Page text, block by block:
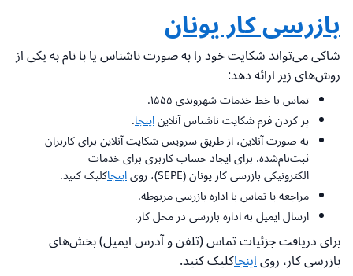
بازرسی کار یونان
شاکی می‌تواند شکایت خود را به صورت ناشناس یا با نام به یکی از
روش‌های زیر ارائه دهد:
تماس با خط خدمات شهروندی ۱۵۵۵.
پر کردن فرم شکایت ناشناس آنلایناینجا.
به صورت آنلاین، از طریق سرویس شکایت آنلاین برای کاربران
ثبت‌نام‌شده. برای ایجاد حساب کاربری برای خدمات
الکترونیکی بازرسی کار یونان (SEPΕ)، روی اینجاکلیک کنید.
مراجعه یا تماس با اداره بازرسی مربوطه.
ارسال ایمیل به اداره بازرسی در محل کار.
برای دریافت جزئیات تماس (تلفن و آدرس ایمیل) بخش‌های
بازرسی کار، رویاینجاکلیک کنید.